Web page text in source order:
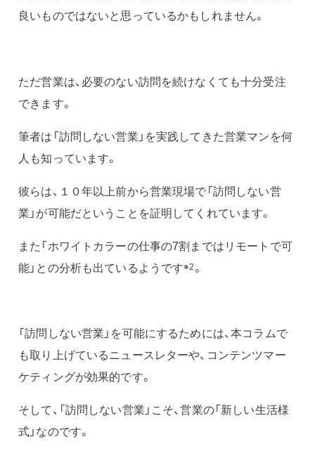
良いものではないと思っているかもしれません。
ただ営業は、必要のない訪問を続けなくても十分受注
できます。
筆者は「訪問しない営業」を実践してきた営業マンを何
人も知っています。
彼らは、１０年以上前から営業現場で「訪問しない営
業」が可能だということを証明してくれています。
また「ホワイトカラーの仕事の7割まではリモートで可
能」との分析も出ているようです※2。
「訪問しない営業」を可能にするためには、本コラムで
も取り上げているニュースレターや、コンテンツマー
ケティングが効果的です。
そして、「訪問しない営業」こそ、営業の「新しい生活様
式」なのです。